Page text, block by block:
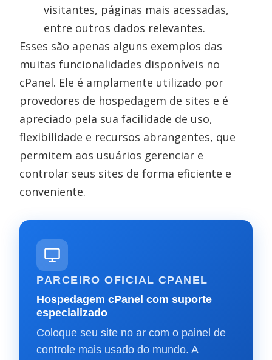
visitantes, páginas mais acessadas,
entre outros dados relevantes.
Esses são apenas alguns exemplos das
muitas funcionalidades disponíveis no
cPanel. Ele é amplamente utilizado por
provedores de hospedagem de sites e é
apreciado pela sua facilidade de uso,
flexibilidade e recursos abrangentes, que
permitem aos usuários gerenciar e
controlar seus sites de forma eficiente e
conveniente.
PARCEIRO OFICIAL CPANEL
Hospedagem cPanel com suporte
especializado
Coloque seu site no ar com o painel de
controle mais usado do mundo. A